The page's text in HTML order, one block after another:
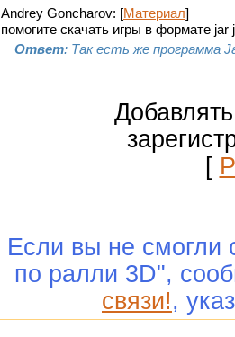
Andrey Goncharov: [Материал]
помогите скачать игры в формате jar
Ответ: Так есть же программа
[
Если вы не смогли
по ралли 3D",
связи!,